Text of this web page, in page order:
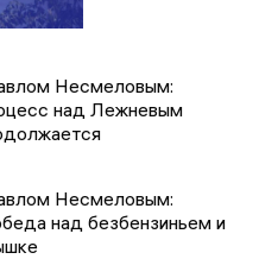
Несмеловым:
над Лежневым
Несмеловым:
над безбензиньем и